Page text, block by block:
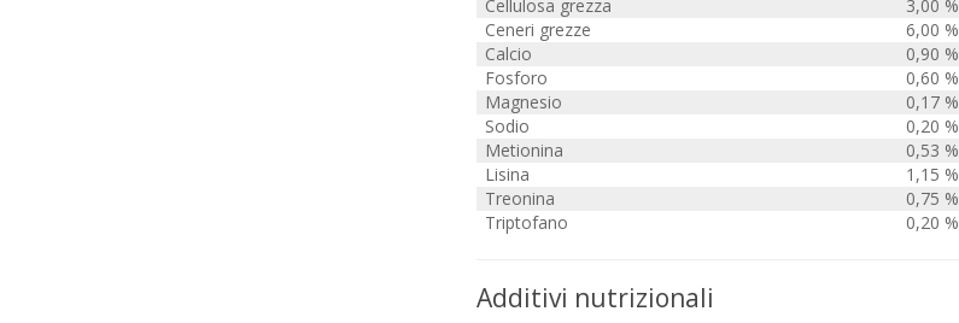
Cellulosa grezza
3,00 %
Ceneri grezze
6,00 %
Calcio
0,90 %
Fosforo
0,60 %
Magnesio
0,17 %
Sodio
0,20 %
Metionina
0,53 %
Lisina
1,15 %
Treonina
0,75 %
Triptofano
0,20 %
Additivi nutrizionali